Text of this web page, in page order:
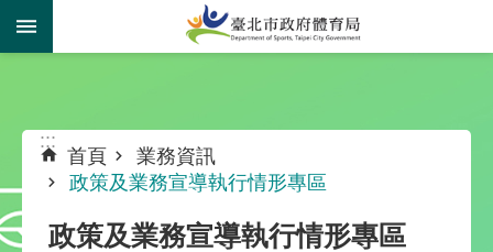
跳到主要內容區塊
:::
首頁
業務資訊
政策及業務宣導執行情形專區
政策及業務宣導執行情形專區